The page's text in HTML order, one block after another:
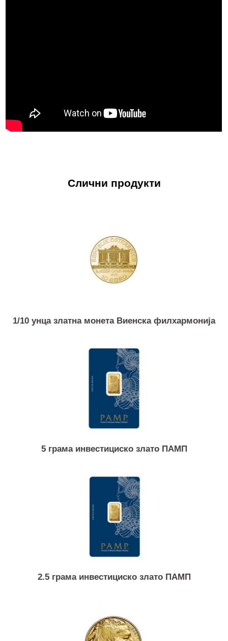
Слични продукти
1/10 унца златна монета Виенска филхармонија
5 грама инвестициско злато ПАМП